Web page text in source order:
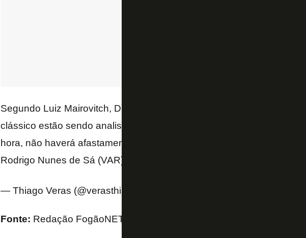
Segundo Luiz Mairovitch, Diretor da Comissão de Arbitragem na
clássico estão sendo analisadas. O Botafogo pode pedir alguns
hora, não haverá afastamento ou reciclagem do árbitro Grazianni
Rodrigo Nunes de Sá (VAR).
— Thiago Veras (@verasthiago)
Fonte: Redação FogãoNET e Twitter do repórter Thiago Veras